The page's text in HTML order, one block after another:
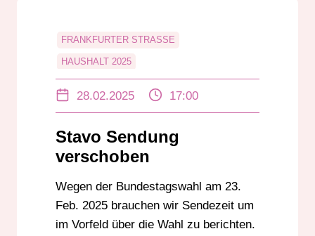
FRANKFURTER STRASSE
HAUSHALT 2025
INFORMATIONSZENTRUM
MATHILDENHÖHE
NACHBERECHNUNG DER
ABFALLGEBÜHREN
STAVO DARMSTADT
28.02.2025 17:00
Stavo Sendung
verschoben
Wegen der Bundestagswahl am 23.
Feb. 2025 brauchen wir Sendezeit um
im Vorfeld über die Wahl zu berichten.